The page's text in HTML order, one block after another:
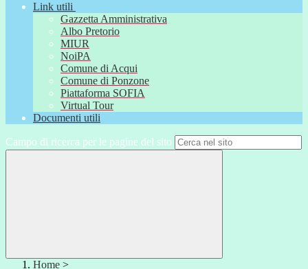
Link utili
Gazzetta Amministrativa
Albo Pretorio
MIUR
NoiPA
Comune di Acqui
Comune di Ponzone
Piattaforma SOFIA
Virtual Tour
Documenti utili
Campo di ricerca per le pagine del sito
Home >